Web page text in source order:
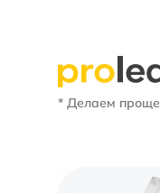
* Делаем проще